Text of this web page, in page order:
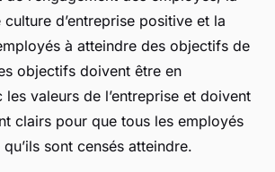
culture d’entreprise positive et la
à atteindre des objectifs de
objectifs doivent être en
valeurs de l’entreprise et doivent
clairs pour que tous les employés
sont censés atteindre.